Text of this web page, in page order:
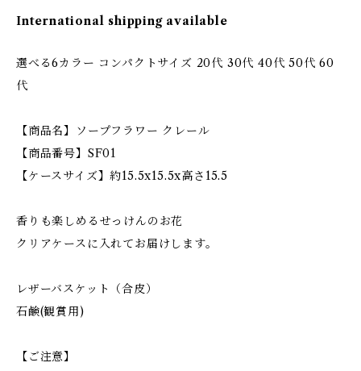
International shipping available
選べる6カラー コンパクトサイズ 20代 30代 40代 50代 60
代
【商品名】ソープフラワー クレール
【商品番号】SF01
【ケースサイズ】約15.5x15.5x高さ15.5
香りも楽しめるせっけんのお花
クリアケースに入れてお届けします。
レザーバスケット（合皮）
石鹸(観賞用)
【ご注意】